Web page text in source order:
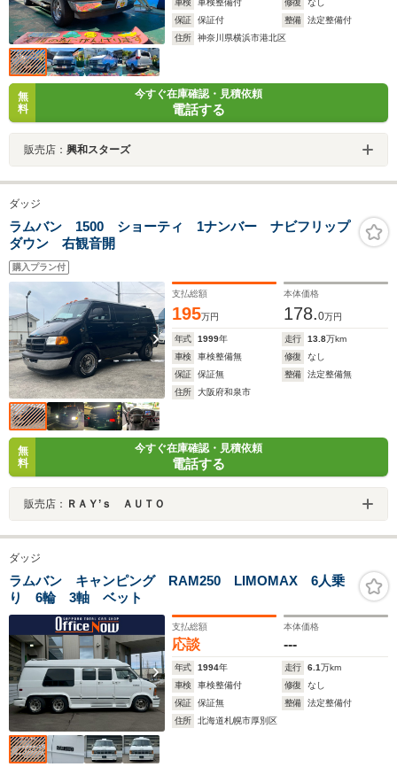
車検
車検整備付 修復
なし
保証
保証付 整備
法定整備付
住所
神奈川県横浜市港北区
無
料
今すぐ在庫確認・見積依頼
電話する
販売店： 興和スターズ
ダッジ
ラムバン 1500 ショーティ 1ナンバー ナビフリップ
ダウン 右観音開
購入プラン付
支払総額
195万円
本体価格
178.0万円
年式 1999年 走行 13.8万km
車検
車検整備無 修復
なし
保証
保証無 整備
法定整備無
住所
大阪府和泉市
無
料
今すぐ在庫確認・見積依頼
電話する
販売店： ＲＡＹ’ｓ ＡＵＴＯ
ダッジ
ラムバン キャンピング RAM250 LIMOMAX 6人乗
り 6輪 3軸 ベット
支払総額
応談
本体価格
---
年式 1994年 走行 6.1万km
車検
車検整備付 修復
なし
保証
保証無 整備
法定整備付
住所
北海道札幌市厚別区